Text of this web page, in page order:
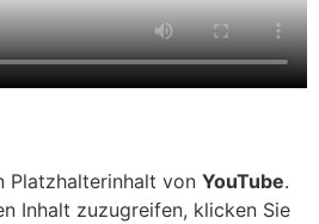
Platzhalterinhalt von YouTube.
Inhalt zuzugreifen, klicken Sie